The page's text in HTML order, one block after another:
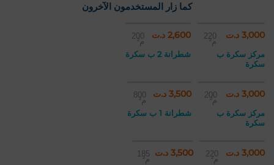
كما زار المستخدمون الآخرون
3,000 د.ت 220
م²
مركز سكرة ب
سكرة
2,600 د.ت 200
م²
شطرانة 2 ب سكرة
3,000 د.ت 200
م²
مركز سكرة ب
سكرة
3,500 د.ت 800
م²
شطرانة 1 ب سكرة
3,000 د.ت 220
م²
3,500 د.ت 185
م²